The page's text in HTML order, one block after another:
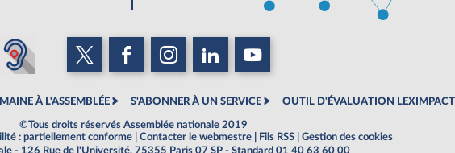
À L'ASSEMBLÉE S'ABONNER À UN SERVICE OUTIL D'ÉVALUATION LEXIMPACT
©Tous droits réservés Assemblée nationale 2019
: partiellement conforme Contacter le webmestre Fils RSS
Gestion des cookies
- 126 Rue de l'Université, 75355 Paris 07 SP - Standard 01 40 63 60 00